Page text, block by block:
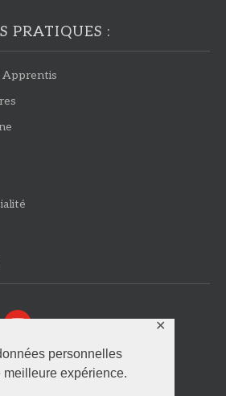
personnelles
meilleure expérience.
✕
PRATIQUES :
Apprentis
youtube